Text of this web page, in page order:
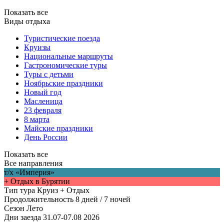
Показать все
Виды отдыха
Туристические поезда
Круизы
Национальные маршруты
Гастрономические туры
Туры с детьми
Ноябрьские праздники
Новый год
Масленица
23 февраля
8 марта
Майские праздники
День России
Показать все
Все направления
т/х «Империя»
+ Отдых в Бурятии
Тип тура Круиз + Отдых
Продолжительность 8 дней / 7 ночей
Сезон Лето
Дни заезда 31.07-07.08 2026